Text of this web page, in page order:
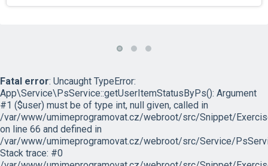
Fatal error: Uncaught TypeError:
App\Service\PsService::getUserItemStatusByPs(): Argument
#1 ($user) must be of type int, null given, called in
/var/www/umimeprogramovat.cz/webroot/src/Snippet/
on line 66 and defined in
/var/www/umimeprogramovat.cz/webroot/src/Service/
Stack trace: #0